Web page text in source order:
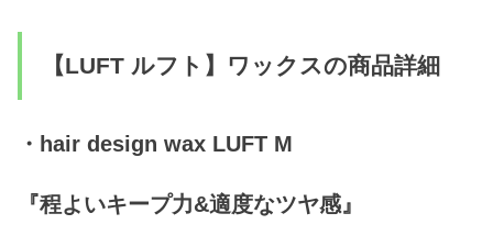
【LUFT ルフト】ワックスの商品詳細
・hair design wax LUFT M
『程よいキープ力&適度なツヤ感』